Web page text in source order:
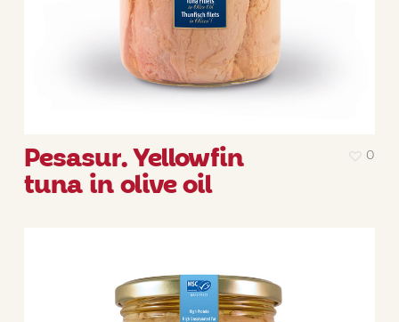
Pesasur. Yellowfin
tuna in olive oil
0